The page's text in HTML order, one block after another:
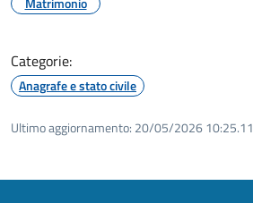
Categorie:
Anagrafe e stato civile
Ultimo aggiornamento: 20/05/2026 10:25.11